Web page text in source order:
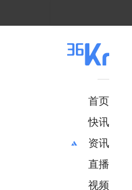
首页
快讯
资讯
推荐
财经
直播
视频